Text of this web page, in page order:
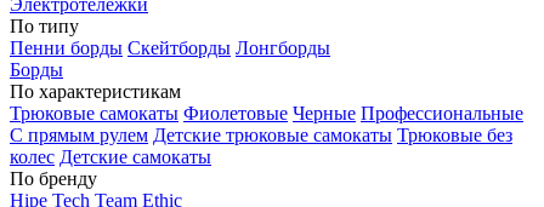
Электротележки
По типу
Пенни борды Скейтборды Лонгборды
Борды
По характеристикам
Трюковые самокаты Фиолетовые Черные Профессиональные
С прямым рулем Детские трюковые самокаты Трюковые без
колес Детские самокаты
По бренду
Hipe Tech Team Ethic